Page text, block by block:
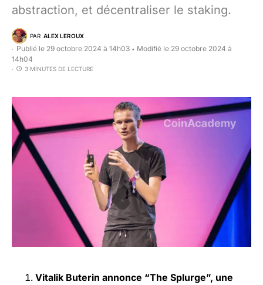
abstraction, et décentraliser le staking.
PAR ALEX LEROUX
Publié le 29 octobre 2024 à 14h03 • Modifié le 29 octobre 2024 à
14h04
3 MINUTES DE LECTURE
Vitalik Buterin annonce “The Splurge”, une